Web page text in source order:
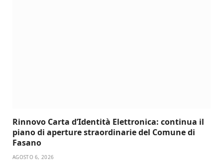
Rinnovo Carta d’Identità Elettronica: continua il
piano di aperture straordinarie del Comune di
Fasano
AGOSTO 6, 2026